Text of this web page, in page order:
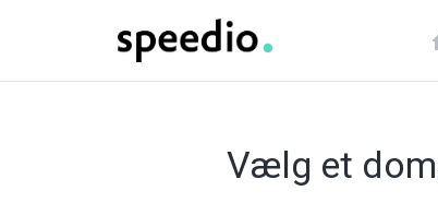
Vælg et